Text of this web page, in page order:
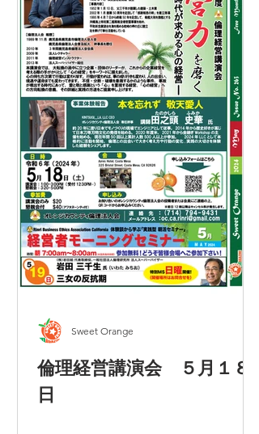
後7時から無料放送をします。4月より
日本で放送開始し、話題をよんでいる
新作『時すでにおスシ!?』を、英語サ
ブタイトル付きでいち早くお届けしま
す。各エピソードはテレビ放送終了
後、Japan Hollywood Network のウェ
ブサイト www.jhollywoodnet.com で、
無料ネット配信され、こちらは全米で
視聴可能です。 『時すでにおスシ!?』
は、50歳で新たな人生に踏み出した主
人公が、寿司職人を目指して“鮨アカ
デミー”に飛び込む人生応援ドラマ。
伝統と現代の価値観が交差する中、個
性豊かな仲間や厳しい師匠との出会い
を通じて、自分らしく生きる一
倫理経営講演会 ５月１８
日
Sweet Orange